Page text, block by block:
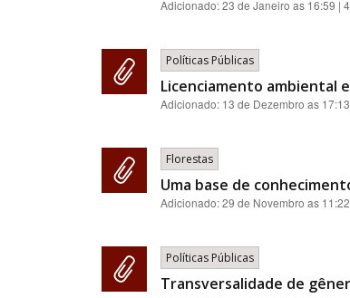
Adicionado:23 de Janeiro as 16:59 |
Políticas Públicas
Licenciamento ambiental
Adicionado: 13 de Dezembro as 17:13
Florestas
Uma base de
Adicionado:29 de Novembro as 11:22
Políticas Públicas
Transversalidade de